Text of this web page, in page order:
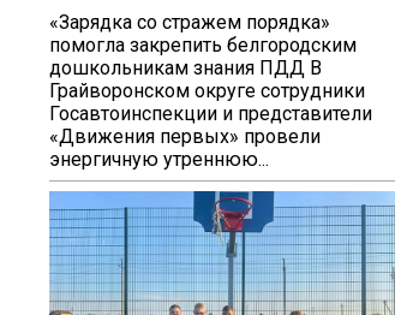
«Зарядка со стражем порядка»
помогла закрепить белгородским
дошкольникам знания ПДД В
Грайворонском округе сотрудники
Госавтоинспекции и представители
«Движения первых» провели
энергичную утреннюю...